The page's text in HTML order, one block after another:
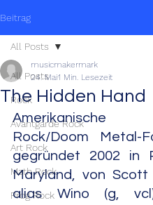
Beitrag
All Posts
Rock
Avantgarde Rock
Art Rock
Math Rock
Prog Rock
All Posts
The Hidden Hand
musicmakermark
24. Mai1 Min. Lesezeit
Amerikanische
Rock/Doom Metal-
gegründet 2002 in
Maryland, von Scott
alias Wino (g,